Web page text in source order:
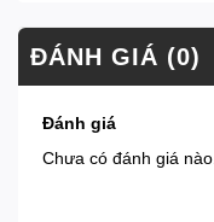
ĐÁNH GIÁ (0)
Đánh giá
Chưa có đánh giá nào.